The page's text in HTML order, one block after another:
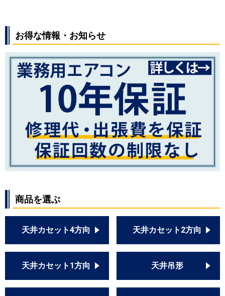
お得な情報・お知らせ
商品を選ぶ
天井カセット4方向 天井カセット2方向
天井カセット1方向 天井吊形